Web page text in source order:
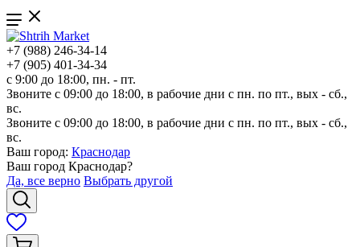
+7 (988) 246-34-14
+7 (905) 401-34-34
с 9:00 до 18:00, пн. - пт.
Звоните с 09:00 до 18:00, в рабочие дни с пн. по пт., вых - сб.,
вс.
Звоните с 09:00 до 18:00, в рабочие дни с пн. по пт., вых - сб.,
вс.
Ваш город: Краснодар
Ваш город Краснодар?
Да, все верно Выбрать другой